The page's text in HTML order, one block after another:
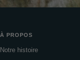
À PROPOS
Notre histoire